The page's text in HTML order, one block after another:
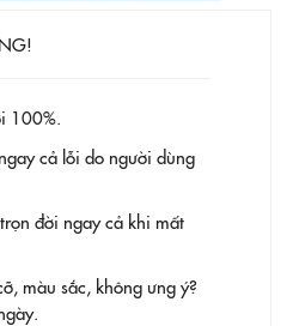
100%.
cả lỗi do người dùng
đời ngay cả khi mất
màu sắc, không ưng ý?